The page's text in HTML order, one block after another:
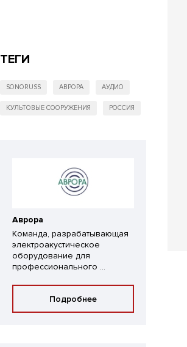
ТЕГИ
SONORUSS АВРОРА АУДИО
КУЛЬТОВЫЕ СООРУЖЕНИЯ РОССИЯ
Аврора
Команда, разрабатывающая
электроакустическое
оборудование для
профессионального ...
Подробнее